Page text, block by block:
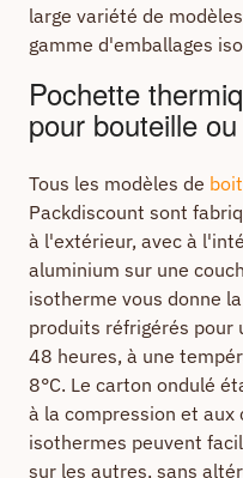
large variété de
gamme d'emballages
Pochette
pour bouteille
Tous les modèles de
Packdiscount sont
à l'extérieur, avec à
aluminium sur une
isotherme vous donne
produits réfrigérés pour
48 heures, à une
8°C. Le carton ondulé
à la compression et aux
isothermes peuvent
sur les autres, sans